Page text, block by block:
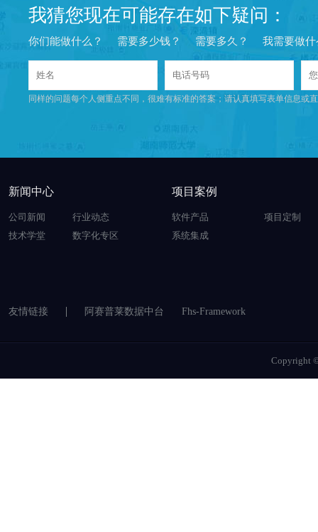
我猜您现在可能存在如下疑问：
你们能做什么？ 需要多少钱？ 需要多久？ 我需要做什
同样的问题每个人侧重点不同，很难有标准的答案；请认真填写表单信息或
新闻中心
公司新闻
行业动态
技术学堂
数字化专区
项目案例
软件产品
项目定制
系统集成
友情链接 阿赛普莱数据中台 Fhs-Framework
Copyright